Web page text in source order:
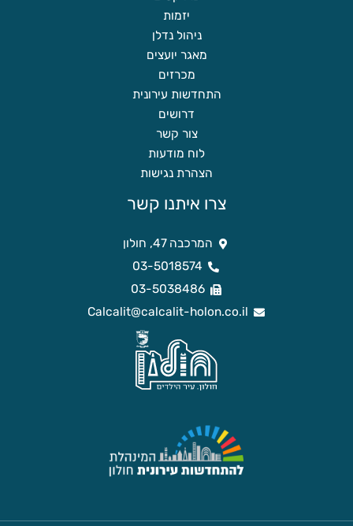
יזמות
ניהול נדלן
מאגר יועצים
מכרזים
התחדשות עירונית
דרושים
צור קשר
לוח מודעות
הצהרת נגישות
צרו איתנו קשר
המרכבה 47, חולון
03-5018574
03-5038486
Calcalit@calcalit-holon.co.il